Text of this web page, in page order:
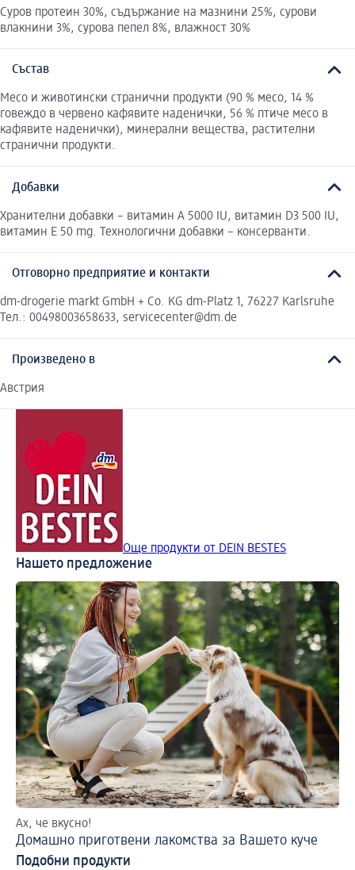
Суров протеин 30%, съдържание на мазнини 25%, сурови
влакнини 3%, сурова пепел 8%, влажност 30%
Състав
Месо и животински странични продукти (90 % месо, 14 %
говеждо в червено кафявите наденички, 56 % птиче месо в
кафявите наденички), минерални вещества, растителни
странични продукти.
Добавки
Хранителни добавки – витамин A 5000 IU, витамин D3 500 IU,
витамин E 50 mg. Технологични добавки – консерванти.
Отговорно предприятие и контакти
dm-drogerie markt GmbH + Co. KG dm-Platz 1, 76227 Karlsruhe
Тел.: 00498003658633, servicecenter@dm.de
Произведено в
Австрия
Още продукти от DEIN BESTES
Нашето предложение
Ах, че вкусно!
Домашно приготвени лакомства за Вашето куче
Подобни продукти